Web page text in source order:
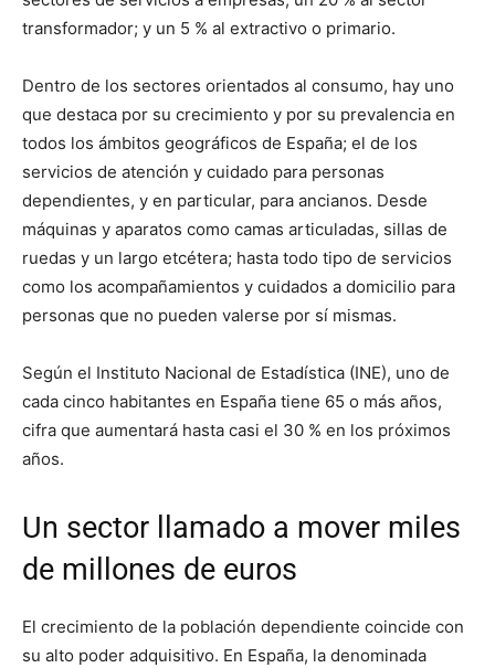
transformador; y un 5 % al extractivo o primario.
Dentro de los sectores orientados al consumo, hay uno
que destaca por su crecimiento y por su prevalencia en
todos los ámbitos geográficos de España; el de los
servicios de atención y cuidado para personas
dependientes, y en particular, para ancianos. Desde
máquinas y aparatos como camas articuladas, sillas de
ruedas y un largo etcétera; hasta todo tipo de servicios
como los acompañamientos y cuidados a domicilio para
personas que no pueden valerse por sí mismas.
Según el Instituto Nacional de Estadística (INE), uno de
cada cinco habitantes en España tiene 65 o más años,
cifra que aumentará hasta casi el 30 % en los próximos
años.
Un sector llamado a mover miles
de millones de euros
El crecimiento de la población dependiente coincide con
su alto poder adquisitivo. En España, la denominada